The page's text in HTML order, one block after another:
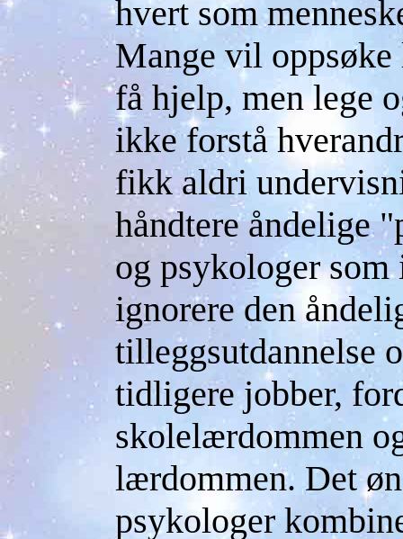
hvert som
Mange vil
få hjelp, men lege
ikke forstå
fikk aldri
håndtere åndelige
og psykologer
ignorere den
tilleggsutdannelse
tidligere jobber,
skolelærdommen
lærdommen. Det
psykologer